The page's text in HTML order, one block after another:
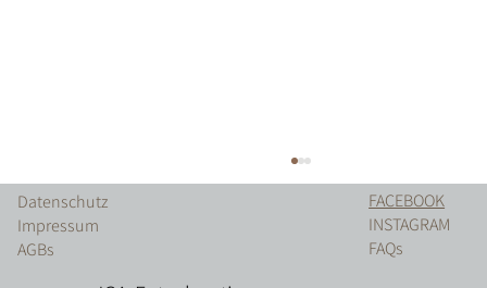
FACEBOOK
INSTAGRAM
FAQs
Datenschutz
Impressum
AGBs